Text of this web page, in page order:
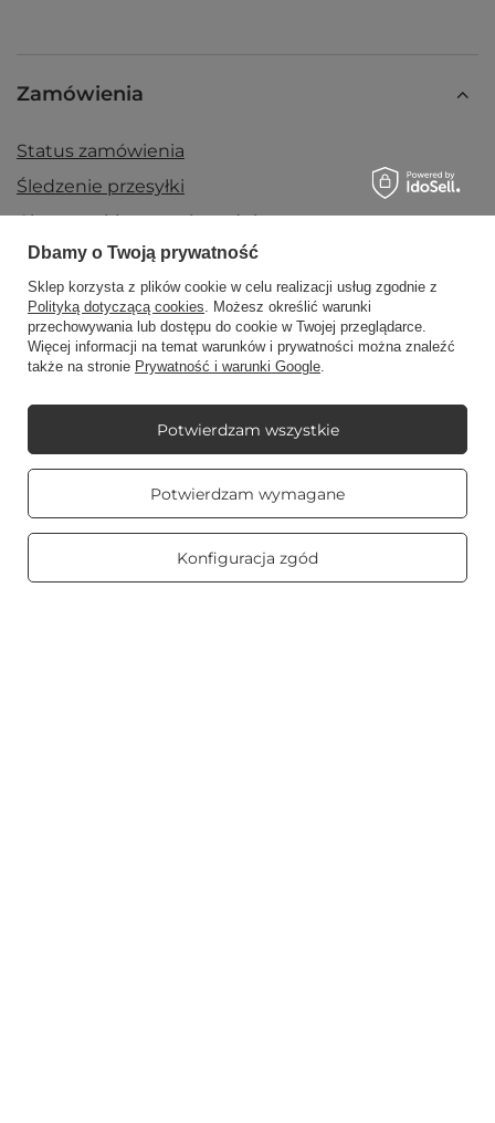
Zamówienia
Status zamówienia
Śledzenie przesyłki
Chcę zareklamować produkt
Chcę zwrócić produkt
Chcę wymienić towar
Kontakt
Konto
Mój Candle World
Dbamy o Twoją prywatność
Sklep korzysta z plików cookie w celu realizacji usług zgodnie z
Polityką dotyczącą cookies. Możesz określić warunki
przechowywania lub dostępu do cookie w Twojej przeglądarce.
Więcej informacji na temat warunków i prywatności można znaleźć
także na stronie Prywatność i warunki Google.
Potwierdzam wymagane
Konfiguracja zgód
Potwierdzam wszystkie